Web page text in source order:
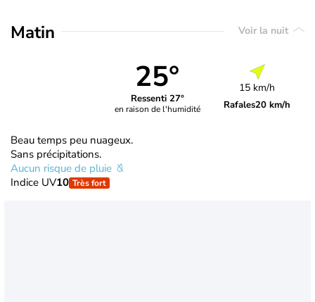
Matin Voir la nuit
25°
Ressenti 27°
en raison de l'humidité
15 km/h
Rafales20 km/h
Beau temps peu nuageux.
Sans précipitations.
Aucun risque de pluie
Indice UV10 Très fort